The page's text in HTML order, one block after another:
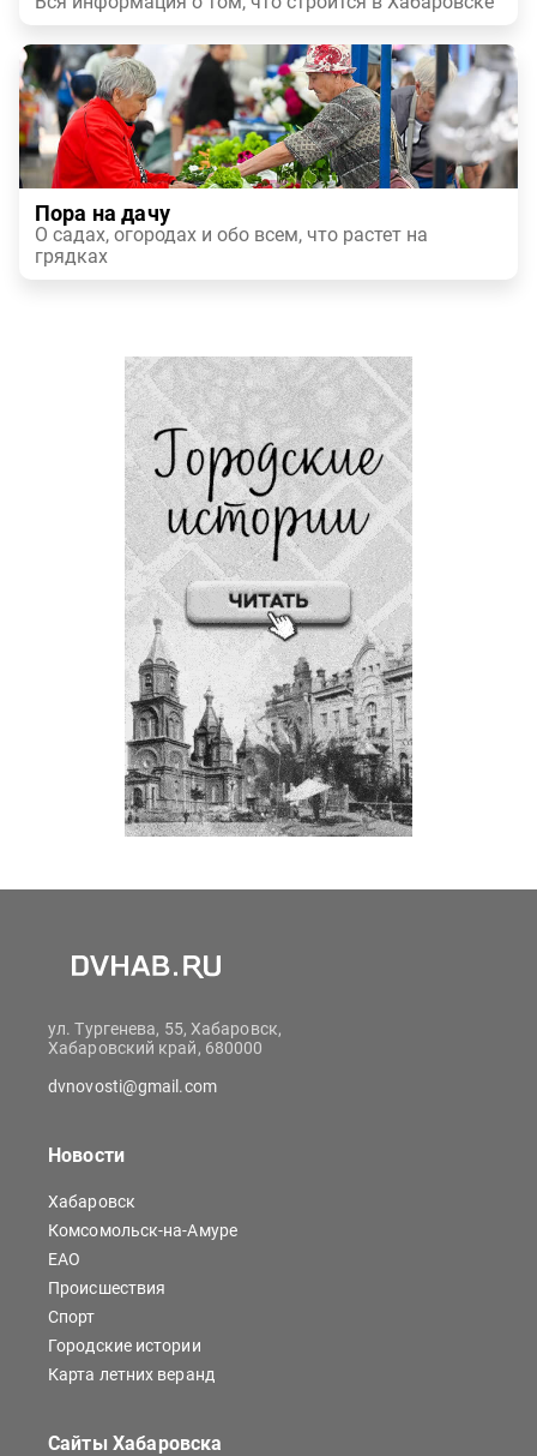
Пора на дачу
О садах, огородах и обо всем, что растет на
грядках
ул. Тургенева, 55, Хабаровск,
Хабаровский край, 680000
dvnovosti@gmail.com
Новости
Хабаровск
Комсомольск-на-Амуре
ЕАО
Происшествия
Спорт
Городские истории
Карта летних веранд
Сайты Хабаровска